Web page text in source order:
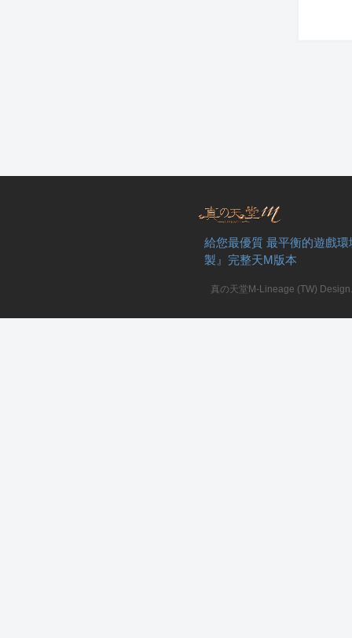
給您最優質 最平衡的遊戲
製』完整天M版本
真の天堂M-Lineage (TW)